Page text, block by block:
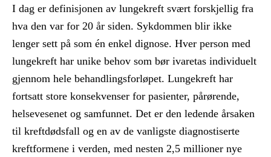
I dag er definisjonen av lungekreft svært forskjellig fra
hva den var for 20 år siden. Sykdommen blir ikke
lenger sett på som én enkel dignose. Hver person med
lungekreft har unike behov som bør ivaretas individuelt
gjennom hele behandlingsforløpet. Lungekreft har
fortsatt store konsekvenser for pasienter, pårørende,
helsevesenet og samfunnet. Det er den ledende årsaken
til kreftdødsfall og en av de vanligste diagnostiserte
kreftformene i verden, med nesten 2,5 millioner nye